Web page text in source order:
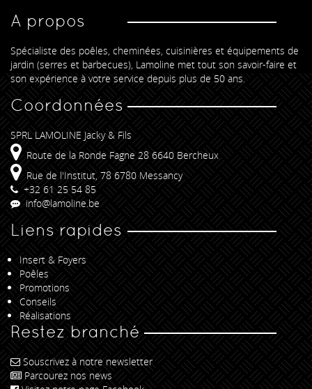
A propos
Spécialiste des poêles, cheminées, cuisinières et équipements de
jardin (serres et barbecues), Lamoline met tout son savoir-faire et
son expérience à votre service depuis plus de 50 ans.
Coordonnées
SPRL LAMOLINE Jacky & Fils
Route de la Ronde Fagne 28 6640 Bercheux
Rue de l'Institut, 78 6780 Messancy
+32 61 25 54 85
info@lamoline.be
Liens rapides
Insert & Foyers
Poêles
Promotions
Conseils
Réalisations
Restez branché
Souscrivez à notre newsletter
Parcourez nos news